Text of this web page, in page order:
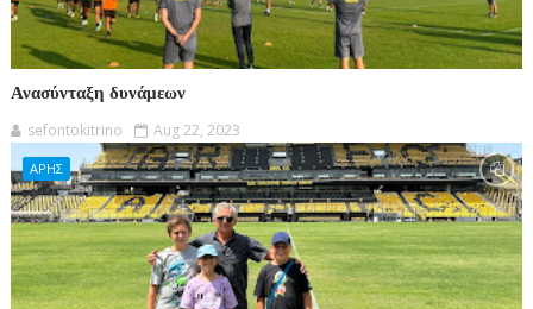
Ανασύνταξη δυνάμεων
sefontokitrino Aug 22, 2023
ΑΡΗΣ